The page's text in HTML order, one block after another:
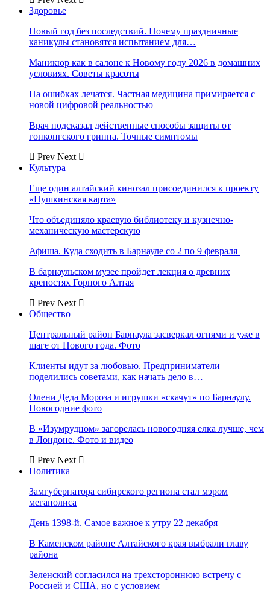
Здоровье
Новый год без последствий. Почему праздничные
каникулы становятся испытанием для…
Маникюр как в салоне к Новому году 2026 в домашних
условиях. Советы красоты
На ошибках лечатся. Частная медицина примиряется с
новой цифровой реальностью
Врач подсказал действенные способы защиты от
гонконгского гриппа. Точные симптомы
Prev Next
Культура
Еще один алтайский кинозал присоединился к проекту
«Пушкинская карта»
Что объединяло краевую библиотеку и кузнечно-
механическую мастерскую
Афиша. Куда сходить в Барнауле со 2 по 9 февраля
В барнаульском музее пройдет лекция о древних
крепостях Горного Алтая
Prev Next
Общество
Центральный район Барнаула засверкал огнями и уже в
шаге от Нового года. Фото
Клиенты идут за любовью. Предприниматели
поделились советами, как начать дело в…
Олени Деда Мороза и игрушки «скачут» по Барнаулу.
Новогодние фото
В «Изумрудном» загорелась новогодняя елка лучше, чем
в Лондоне. Фото и видео
Prev Next
Политика
Замгубернатора сибирского региона стал мэром
мегаполиса
День 1398-й. Самое важное к утру 22 декабря
В Каменском районе Алтайского края выбрали главу
района
Зеленский согласился на трехстороннюю встречу с
Россией и США, но с условием